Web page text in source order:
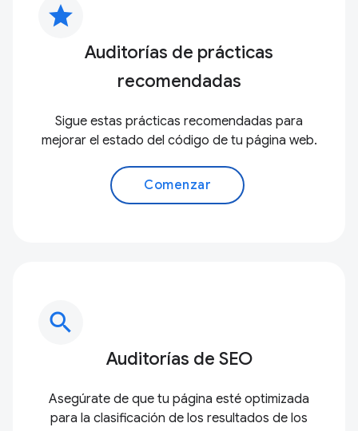
star
Auditorías de prácticas
recomendadas
Sigue estas prácticas recomendadas para
mejorar el estado del código de tu página web.
Comenzar
search
Auditorías de SEO
Asegúrate de que tu página esté optimizada
para la clasificación de los resultados de los